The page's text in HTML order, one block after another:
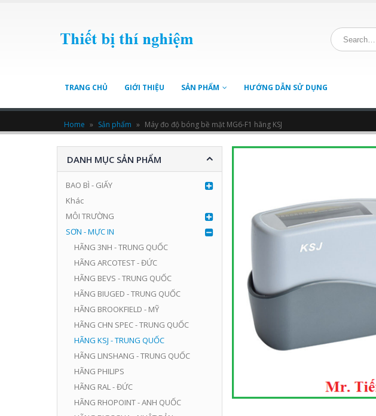
TRANG CHỦ GIỚI THIỆU SẢN PHẨM HƯỚNG DẪN SỬ DỤNG
Home » Sản phẩm » Máy đo độ bóng bề mặt MG6-F1 hãng KSJ
DANH MỤC SẢN PHẨM
BAO BÌ - GIẤY
Khác
MÔI TRƯỜNG
SƠN - MỰC IN
HÃNG 3NH - TRUNG QUỐC
HÃNG ARCOTEST - ĐỨC
HÃNG BEVS - TRUNG QUỐC
HÃNG BIUGED - TRUNG QUỐC
HÃNG BROOKFIELD - MỸ
HÃNG CHN SPEC - TRUNG QUỐC
HÃNG KSJ - TRUNG QUỐC
HÃNG LINSHANG - TRUNG QUỐC
HÃNG PHILIPS
HÃNG RAL - ĐỨC
HÃNG RHOPOINT - ANH QUỐC